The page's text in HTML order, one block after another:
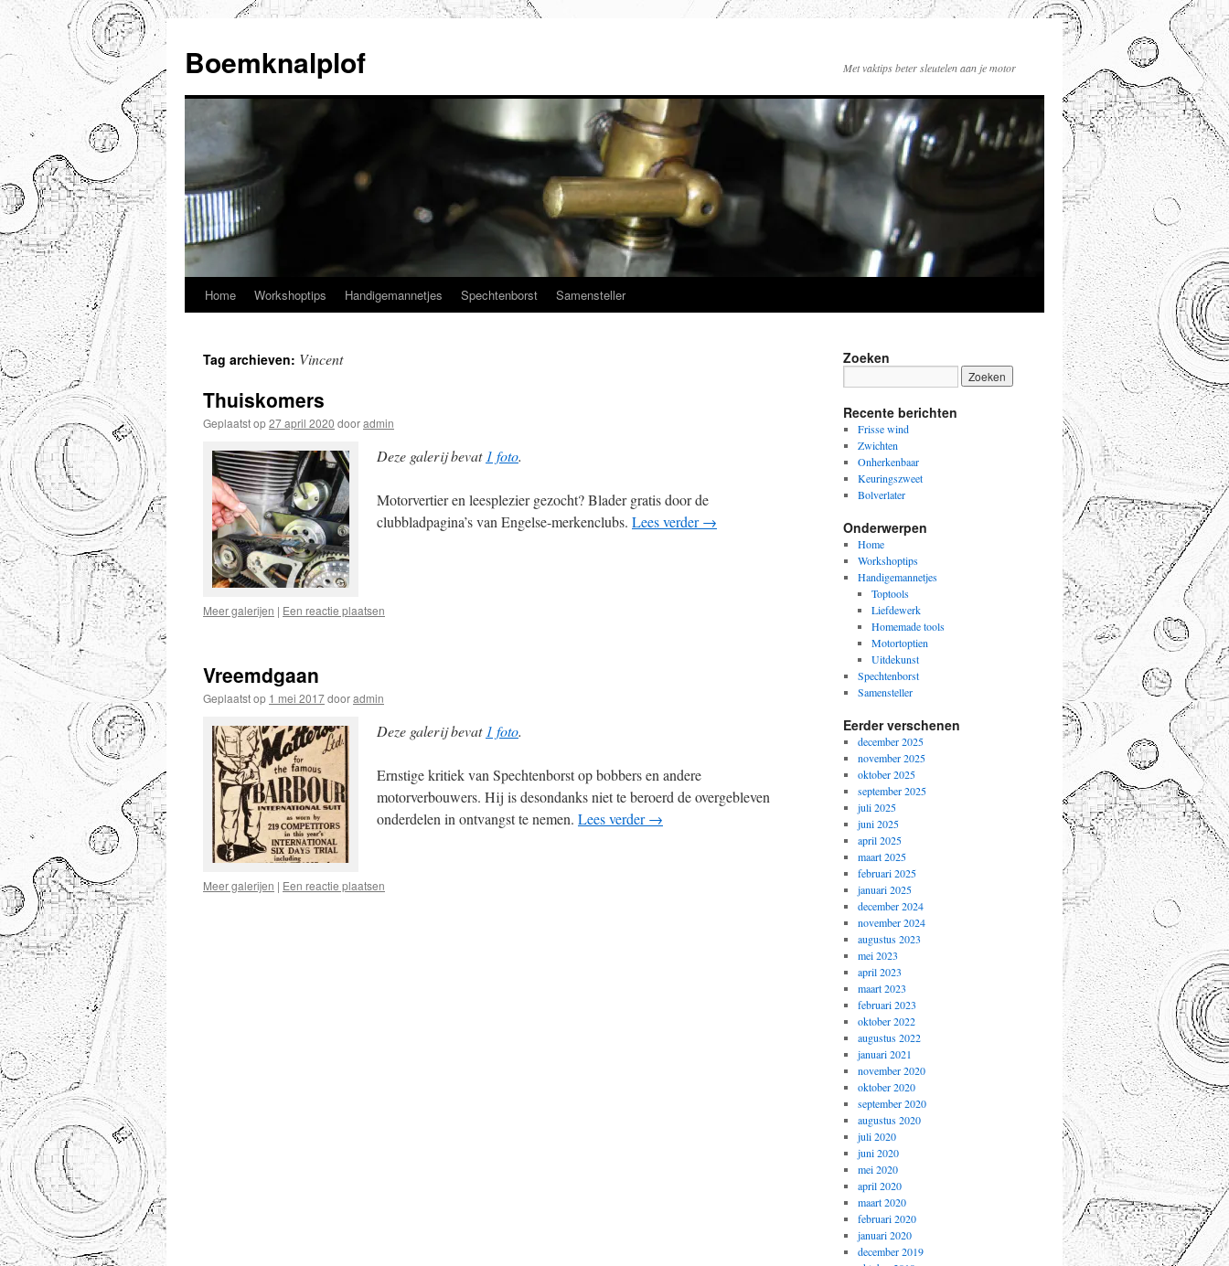
de
inhoud
Boemknalplof Met vaktips beter sleutelen aan je motor
Home Workshoptips Handigemannetjes Spechtenborst Samensteller
Tag archieven: Vincent
Thuiskomers
Geplaatst op27 april 2020 dooradmin
Deze galerij bevat 1 foto.
Motorvertier en leesplezier gezocht? Blader gratis door de
clubbladpagina’s van Engelse-merkenclubs. Lees verder→
Meer galerijen | Een reactie plaatsen
Vreemdgaan
Geplaatst op 1 mei 2017dooradmin
Deze galerij bevat 1 foto.
Ernstige kritiek van Spechtenborst op bobbers en andere
motorverbouwers. Hij is desondanks niet te beroerd de overgebleven
onderdelen in ontvangst te nemen. Lees verder→
Meer galerijen | Een reactie plaatsen
Zoeken
Recente berichten
Frisse wind
Zwichten
Onherkenbaar
Keuringszweet
Bolverlater
Onderwerpen
Home
Workshoptips
Handigemannetjes
Toptools
Liefdewerk
Homemade tools
Motortoptien
Uitdekunst
Spechtenborst
Samensteller
Eerder verschenen
december 2025
november 2025
oktober 2025
september 2025
juli 2025
juni 2025
april 2025
maart 2025
februari 2025
januari 2025
december 2024
november 2024
augustus 2023
mei 2023
april 2023
maart 2023
februari 2023
oktober 2022
augustus 2022
januari 2021
november 2020
oktober 2020
september 2020
augustus 2020
juli 2020
juni 2020
mei 2020
april 2020
maart 2020
februari 2020
januari 2020
december 2019